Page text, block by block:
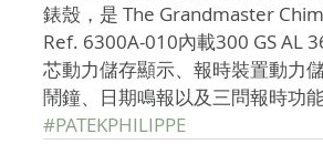
錶殼，是 The Grandmaster
Ref. 6300A-010內載300 GS AL
芯動力儲存顯示、報時裝置動力
鬧鐘、日期鳴報以及三問報時功
#PATEKPHILIPPE